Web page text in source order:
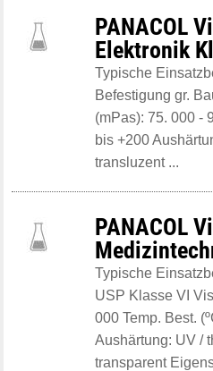
PANACOL
Elektronik
Typische
Befestigung gr.
(mPas): 75. 000 -
bis +200
transluzent ...
PANACOL
Typische
USP Klasse VI
000 Temp. Best.
Aushärtung: UV /
transparent